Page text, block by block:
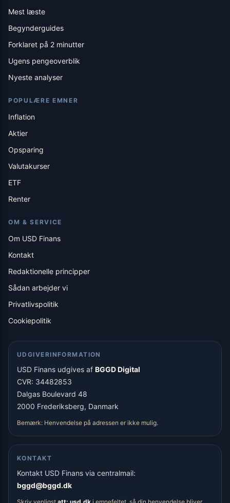
Mest læste
Begynderguides
Forklaret på 2 minutter
Ugens pengeoverblik
Nyeste analyser
POPULÆRE EMNER
Inflation
Aktier
Opsparing
Valutakurser
ETF
Renter
OM & SERVICE
Om USD Finans
Kontakt
Redaktionelle principper
Sådan arbejder vi
Privatlivspolitik
Cookiepolitik
UDGIVERINFORMATION
USD Finans udgives af BGGD Digital
CVR: 34482853
Dalgas Boulevard 48
2000 Frederiksberg, Danmark
Bemærk: Henvendelse på adressen er ikke mulig.
KONTAKT
Kontakt USD Finans via centralmail:
bggd@bggd.dk